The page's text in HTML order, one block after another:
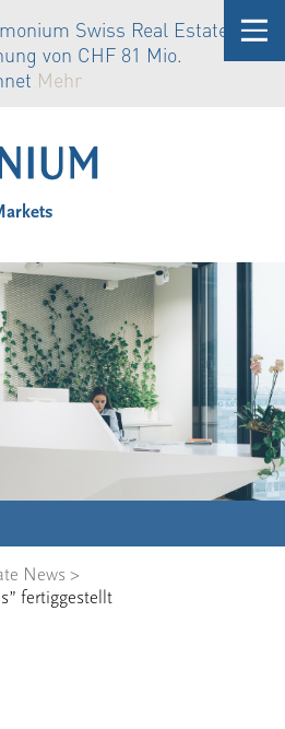
Swiss Real Estate
von CHF 81 Mio.
Mehr
News >
fertiggestellt